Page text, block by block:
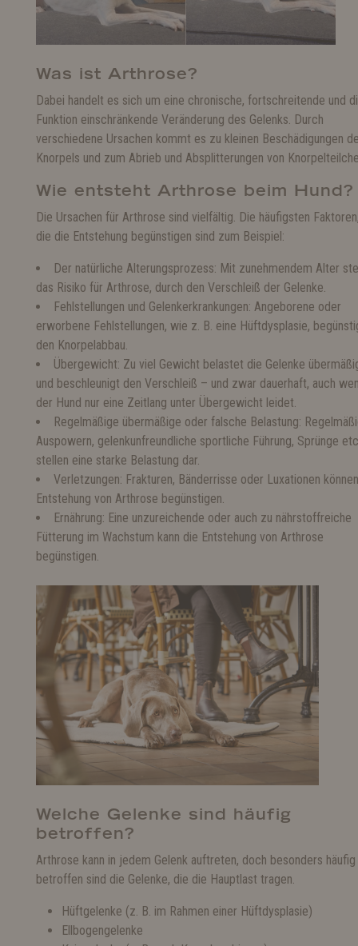
Was ist Arthrose?
Dabei handelt es sich um eine chronische, fortschreitende und
Funktion einschränkende Veränderung des Gelenks. Durch
verschiedene Ursachen kommt es zu kleinen Beschädigungen
Knorpels und zum Abrieb und Absplitterungen von
Wie entsteht Arthrose beim Hund?
Die Ursachen für Arthrose sind vielfältig. Die häufigsten
die die Entstehung begünstigen sind zum Beispiel:
Der natürliche Alterungsprozess: Mit zunehmendem Alter
das Risiko für Arthrose, durch den Verschleiß der Gelenke.
Fehlstellungen und Gelenkerkrankungen: Angeborene oder
erworbene Fehlstellungen, wie z. B. eine Hüftdysplasie,
den Knorpelabbau.
Übergewicht: Zu viel Gewicht belastet die Gelenke
und beschleunigt den Verschleiß – und zwar dauerhaft, auch
der Hund nur eine Zeitlang unter Übergewicht leidet.
Regelmäßige übermäßige oder falsche Belastung:
Auspowern, gelenkunfreundliche sportliche Führung, Sprünge
stellen eine starke Belastung dar.
Verletzungen: Frakturen, Bänderrisse oder Luxationen
Entstehung von Arthrose begünstigen.
Ernährung: Eine unzureichende oder auch zu nährstoffreiche
Fütterung im Wachstum kann die Entstehung von Arthrose
begünstigen.
Welche Gelenke sind häufig
betroffen?
Arthrose kann in jedem Gelenk auftreten, doch besonders häufig
betroffen sind die Gelenke, die die Hauptlast tragen.
Hüftgelenke (z. B. im Rahmen einer Hüftdysplasie)
Ellbogengelenke